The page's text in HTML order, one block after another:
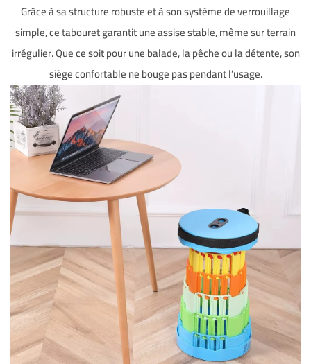
Grâce à sa structure robuste et à son système de verrouillage
simple, ce tabouret garantit une assise stable, même sur terrain
irrégulier. Que ce soit pour une balade, la pêche ou la détente, son
siège confortable ne bouge pas pendant l’usage.